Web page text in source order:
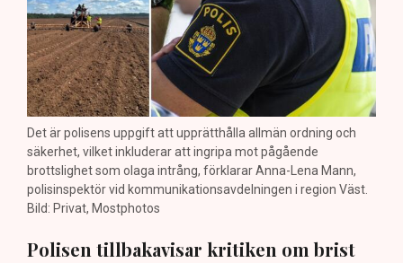
Det är polisens uppgift att upprätthålla allmän ordning och
säkerhet, vilket inkluderar att ingripa mot pågående
brottslighet som olaga intrång, förklarar Anna-Lena Mann,
polisinspektör vid kommunikationsavdelningen i region Väst.
Bild: Privat, Mostphotos
Polisen tillbakavisar kritiken om brist